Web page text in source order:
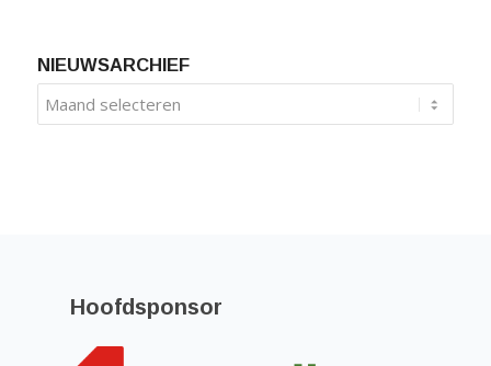
NIEUWSARCHIEF
Hoofdsponsor